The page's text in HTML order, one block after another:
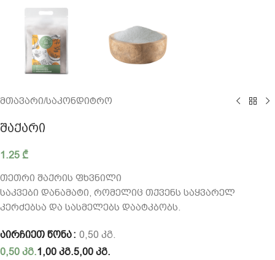
მთავარი/საკონდიტრო
ᲨᲐᲥᲐᲠᲘ
1.25 ₾
თეთრი შაქრის ფხვნილი
საკვები დანამატი, რომელიც თქვენს საყვარელ
კერძებსა და სასმელებს დაატკბობს.
ᲐᲘᲠᲩᲘᲔᲗ ᲬᲝᲜᲐ
0,50 ᲙᲒ.
0,50 კგ.1,00 კგ.5,00 კგ.